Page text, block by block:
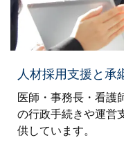
人材採用支援と承
医師・事務長・看護
の行政手続きや運営
供しています。